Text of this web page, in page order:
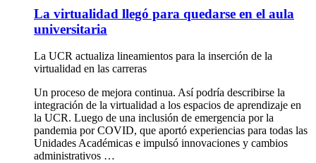
La virtualidad llegó para quedarse en el aula
universitaria
La UCR actualiza lineamientos para la inserción de la
virtualidad en las carreras
Un proceso de mejora continua. Así podría describirse la
integración de la virtualidad a los espacios de aprendizaje en
la UCR. Luego de una inclusión de emergencia por la
pandemia por COVID, que aportó experiencias para todas las
Unidades Académicas e impulsó innovaciones y cambios
administrativos …